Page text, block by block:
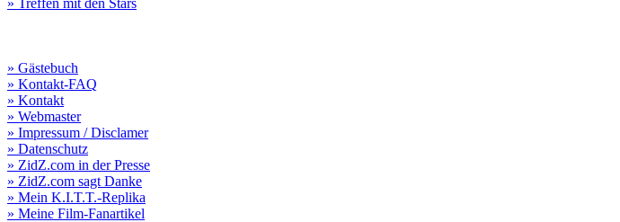
» Treffen mit den Stars
» Gästebuch
» Kontakt-FAQ
» Kontakt
» Webmaster
» Impressum / Disclamer
» Datenschutz
» ZidZ.com in der Presse
» ZidZ.com sagt Danke
» Mein K.I.T.T.-Replika
» Meine Film-Fanartikel